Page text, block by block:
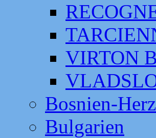
VIRTON
Bosnien-
Bulgarien